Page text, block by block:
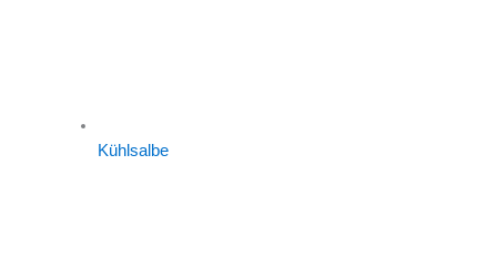
Kühlsalbe